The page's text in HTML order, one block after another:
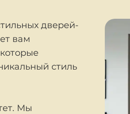
дверей-
вам
стиль
Мы